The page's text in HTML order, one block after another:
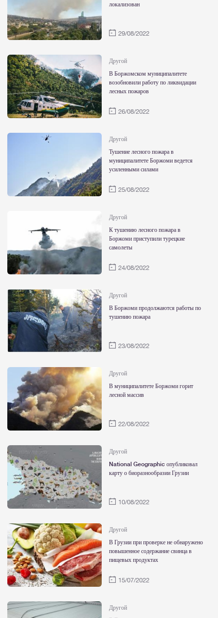
локализован
29/08/2022
Другой
В Боржомском муниципалитете
возобновили работу по ликвидации
лесных пожаров
26/08/2022
Другой
Тушение лесного пожара в
муниципалитете Боржоми ведется
усиленными силами
25/08/2022
Другой
К тушению лесного пожара в
Боржоми приступили турецкие
самолеты
24/08/2022
Другой
В Боржоми продолжаются работы по
тушению пожара
23/08/2022
Другой
В муниципалитете Боржоми горит
лесной массив
22/08/2022
Другой
National Geographic опубликовал
карту о биоразнообразии Грузии
10/08/2022
Другой
В Грузии при проверке не обнаружено
повышенное содержание свинца в
пищевых продуктах
15/07/2022
Другой